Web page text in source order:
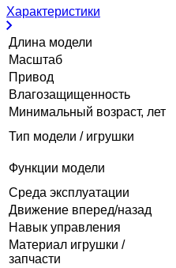
Характеристики
Длина модели
Масштаб
Привод
Влагозащищенность
Минимальный возраст, лет
Тип модели / игрушки
Функции модели
Среда эксплуатации
Движение вперед/назад
Навык управления
Материал игрушки /
запчасти